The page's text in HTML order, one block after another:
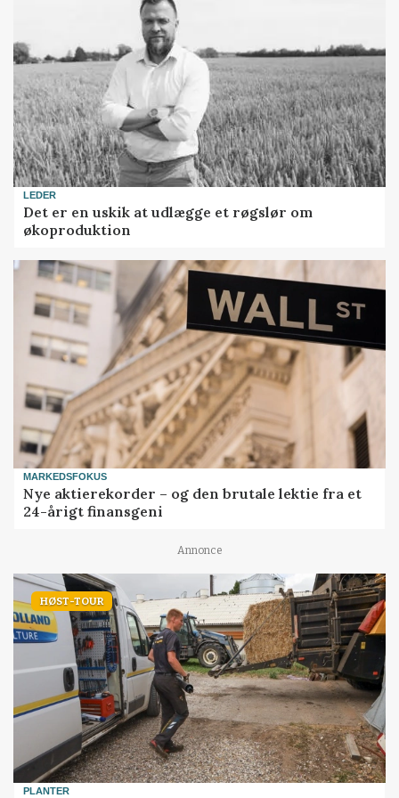
LEDER
Det er en uskik at udlægge et røgslør om
økoproduktion
MARKEDSFOKUS
Nye aktierekorder – og den brutale lektie fra et
24-årigt finansgeni
Annonce
HØST-TOUR
PLANTER